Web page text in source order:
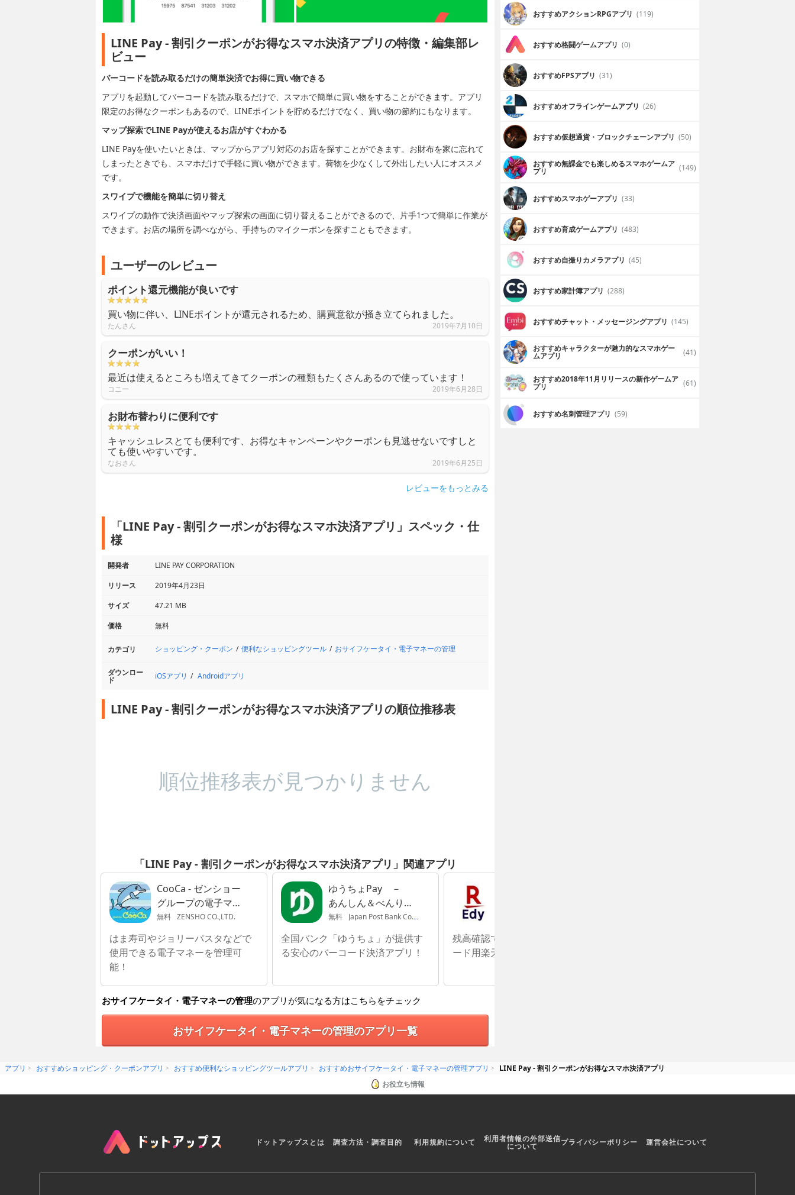
LINE Pay - 割引クーポンがお得なスマホ決済アプリの特徴・編集部レ
ビュー
バーコードを読み取るだけの簡単決済でお得に買い物できる
アプリを起動してバーコードを読み取るだけで、スマホで簡単に買い物をすることができます。アプリ
限定のお得なクーポンもあるので、LINEポイントを貯めるだけでなく、買い物の節約にもなります。
マップ探索でLINE Payが使えるお店がすぐわかる
LINE Payを使いたいときは、マップからアプリ対応のお店を探すことができます。お財布を家に忘れて
しまったときでも、スマホだけで手軽に買い物ができます。荷物を少なくして外出したい人にオススメ
です。
スワイプで機能を簡単に切り替え
スワイプの動作で決済画面やマップ探索の画面に切り替えることができるので、片手1つで簡単に作業が
できます。お店の場所を調べながら、手持ちのマイクーポンを探すこともできます。
ユーザーのレビュー
ポイント還元機能が良いです
買い物に伴い、LINEポイントが還元されるため、購買意欲が掻き立てられました。
たんさん 2019年7月10日
クーポンがいい！
最近は使えるところも増えてきてクーポンの種類もたくさんあるので使っています！
コニー 2019年6月28日
お財布替わりに便利です
キャッシュレスとても便利です、お得なキャンペーンやクーポンも見逃せないですしと
ても使いやすいです。
なおさん 2019年6月25日
レビューをもっとみる
「LINE Pay - 割引クーポンがお得なスマホ決済アプリ」スペック・仕
様
開発者
LINE PAY CORPORATION
リリース
2019年4月23日
サイズ
47.21 MB
価格
無料
カテゴリ ショッピング・クーポン 便利なショッピングツール おサイフケータイ・電子マネーの管理
ダウンロー
ド iOSアプリ Androidアプリ
LINE Pay - 割引クーポンがお得なスマホ決済アプリの順位推移表
順位推移表が見つかりません
「LINE Pay - 割引クーポンがお得なスマホ決済アプリ」関連アプリ
CooCa - ゼンショー
グループの電子マネ
ー
無料 ZENSHO CO.,LTD.
はま寿司やジョリーパスタなどで
使用できる電子マネーを管理可
能！
ゆうちょPay －
あんしん＆べんりな
ゆうちょのスマホ決
済
無料 Japan Post Bank Co.,Ltd
全国バンク「ゆうちょ」が提供す
る安心のバーコード決済アプリ！
残高確認できるファイナンスEdyカ
ード用楽天Edy
おサイフケータイ・電子マネーの管理のアプリが気になる方はこちらをチェック
おサイフケータイ・電子マネーの管理のアプリ一覧
おすすめアクションRPGアプリ (119)
おすすめ格闘ゲームアプリ (0)
おすすめFPSアプリ (31)
おすすめオフラインゲームアプリ (26)
おすすめ仮想通貨・ブロックチェーンアプリ (50)
おすすめ無課金でも楽しめるスマホゲームア
プリ (149)
おすすめスマホゲーアプリ (33)
おすすめ育成ゲームアプリ (483)
おすすめ自撮りカメラアプリ (45)
おすすめ家計簿アプリ (288)
おすすめチャット・メッセージングアプリ (145)
おすすめキャラクターが魅力的なスマホゲー
ムアプリ (41)
おすすめ2018年11月リリースの新作ゲームア
プリ (61)
おすすめ名刺管理アプリ (59)
アプリ おすすめショッピング・クーポンアプリ おすすめ便利なショッピングツールアプリ おすすめおサイフケータイ・電子マネーの管理アプリ
LINE Pay - 割引クーポンがお得なスマホ決済アプリ
お役立ち情報
ドットアップスとは 調査方法・調査目的 利用規約について 利用者情報の外部送信
について プライバシーポリシー 運営会社について